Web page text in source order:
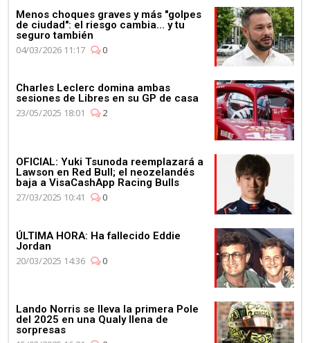
Menos choques graves y más "golpes
de ciudad": el riesgo cambia... y tu
seguro también
04/03/2026 11:17
0
Charles Leclerc domina ambas
sesiones de Libres en su GP de casa
23/05/2025 18:01
2
OFICIAL: Yuki Tsunoda reemplazará a
Lawson en Red Bull; el neozelandés
baja a VisaCashApp Racing Bulls
27/03/2025 10:41
0
ÚLTIMA HORA: Ha fallecido Eddie
Jordan
20/03/2025 14:36
0
Lando Norris se lleva la primera Pole
del 2025 en una Qualy llena de
sorpresas